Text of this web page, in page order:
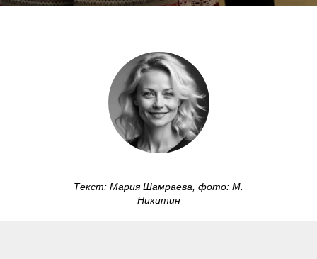
Текст: Мария Шамраева, фото: М.
Никитин